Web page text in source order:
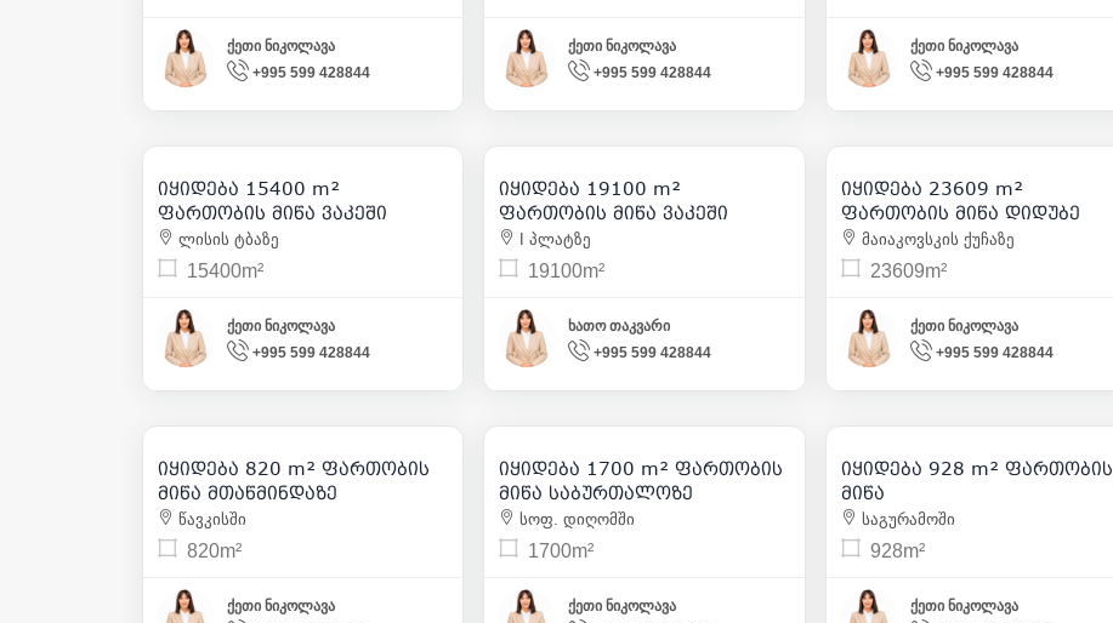
ქეთი ნიკოლავა
+995 599 428844
ქეთი ნიკოლავა
+995 599 428844
ქეთი ნიკოლავა
+995 599 428844
5
2 700 000 | m² 180
იყიდება 15400 m²
ფართობის მიწა ვაკეში
ლისის ტბაზე
15400m²
ქეთი ნიკოლავა
+995 599 428844
3
17 000 000 | m² 890
იყიდება 19100 m²
ფართობის მიწა ვაკეში
I პლატზე
19100m²
ხათო თაკვარი
+995 599 428844
3
8 500 000 | m² 360
იყიდება 23609 m²
ფართობის მიწა დიდუბე
მაიაკოვსკის ქუჩაზე
23609m²
ქეთი ნიკოლავა
+995 599 428844
2
200 000 | m² 244
იყიდება 820 m² ფართობის
მიწა მთაწმინდაზე
წავკისში
820m²
ქეთი ნიკოლავა
7
221 000 | m² 130
იყიდება 1700 m² ფართობის
მიწა საბურთალოზე
სოფ. დიღომში
1700m²
ქეთი ნიკოლავა
1
260 000 | m² 280
იყიდება 928 m² ფართობის
მიწა
საგურამოში
928m²
ქეთი ნიკოლავა